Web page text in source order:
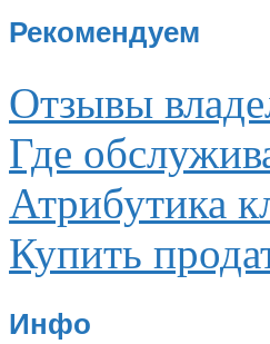
Рекомендуем
Отзывы
Где
Атрибутика
Купить
Инфо